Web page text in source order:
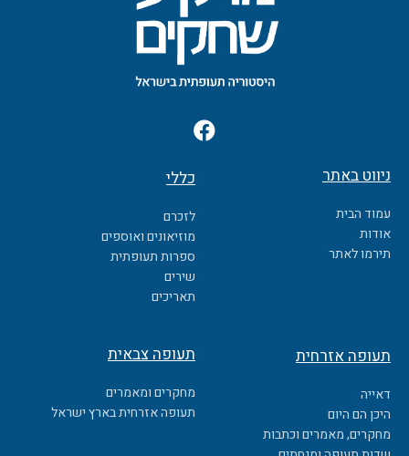
F
a
e
b
o
o
k
ניווט באתר
עמוד הבית
אודות
תירמו לאתר
כללי
לזכרם
מוזיאונים ואוספים
ספרות תעופתית
שירים
תאריכים
תעופה אזרחית
דאייה
היכן הם היום
מחקרים, מאמרים וכתבות
תעופה צבאית
מחקרים ומאמרים
תעופה אזרחית בארץ ישראל